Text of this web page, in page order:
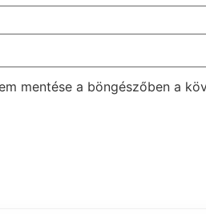
mentése a böngészőben a